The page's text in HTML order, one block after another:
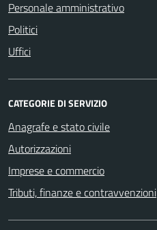
Personale amministrativo
Politici
Uffici
CATEGORIE DI SERVIZIO
Anagrafe e stato civile
Autorizzazioni
Imprese e commercio
Tributi, finanze e contravvenzioni